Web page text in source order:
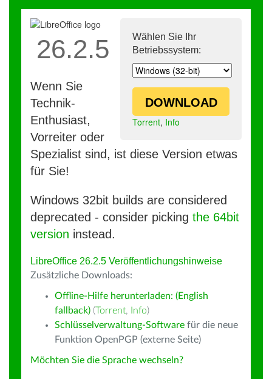
Wählen Sie Ihr
Betriebssystem:
DOWNLOAD
Torrent, Info
26.2.5
Wenn Sie
Technik-
Enthusiast,
Vorreiter oder
Spezialist sind, ist diese Version etwas
für Sie!
Windows 32bit builds are considered
deprecated - consider picking the 64bit
version instead.
LibreOffice 26.2.5 Veröffentlichungshinweise
Zusätzliche Downloads:
Offline-Hilfe herunterladen: (English
fallback) (Torrent, Info)
Schlüsselverwaltung-Software für die neue
Funktion OpenPGP (externe Seite)
Möchten Sie die Sprache wechseln?